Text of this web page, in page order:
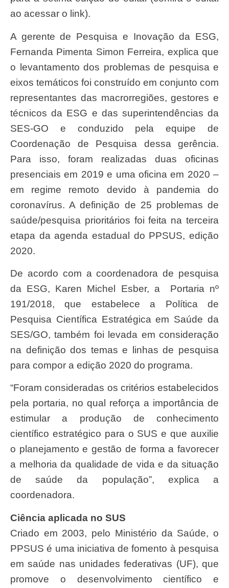
ao acessar o link).
A gerente de Pesquisa e Inovação da ESG,
Fernanda Pimenta Simon Ferreira, explica que
o levantamento dos problemas de pesquisa e
eixos temáticos foi construído em conjunto com
representantes das macrorregiões, gestores e
técnicos da ESG e das superintendências da
SES-GO e conduzido pela equipe de
Coordenação de Pesquisa dessa gerência.
Para isso, foram realizadas duas oficinas
presenciais em 2019 e uma oficina em 2020 –
em regime remoto devido à pandemia do
coronavírus. A definição de 25 problemas de
saúde/pesquisa prioritários foi feita na terceira
etapa da agenda estadual do PPSUS, edição
2020.
De acordo com a coordenadora de pesquisa
da ESG, Karen Michel Esber, a Portaria nº
191/2018, que estabelece a Política de
Pesquisa Científica Estratégica em Saúde da
SES/GO, também foi levada em consideração
na definição dos temas e linhas de pesquisa
para compor a edição 2020 do programa.
“Foram consideradas os critérios estabelecidos
pela portaria, no qual reforça a importância de
estimular a produção de conhecimento
científico estratégico para o SUS e que auxilie
o planejamento e gestão de forma a favorecer
a melhoria da qualidade de vida e da situação
de saúde da população”, explica a
coordenadora.
Ciência aplicada no SUS
Criado em 2003, pelo Ministério da Saúde, o
PPSUS é uma iniciativa de fomento à pesquisa
em saúde nas unidades federativas (UF), que
promove o desenvolvimento científico e